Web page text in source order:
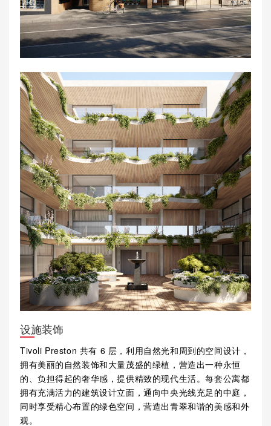
设施装饰
Tivoli Preston 共有 6 层，利用自然光和周到的空间设计，
拥有美丽的自然装饰和大量茂盛的绿植，营造出一种永恒
的、负担得起的奢华感，提供精致的现代生活。每套公寓都
拥有充满活力的建筑设计立面，通向中央光线充足的中庭，
同时享受精心布置的绿色空间，营造出青翠和谐的美感和外
观。